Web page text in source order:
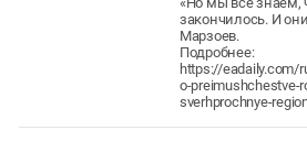
закончилось. И
Марзоев.
Подробнее:
https://
o-preimushchestve-
sverhprochnye-